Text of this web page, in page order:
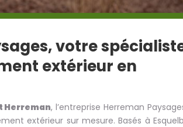
votre
extérieur en
Herreman, l’entreprise Herreman
extérieur sur mesure. Basés à